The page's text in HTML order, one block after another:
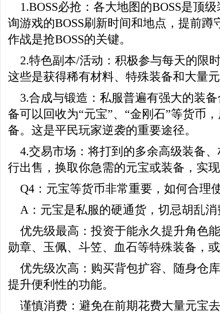
1.BOSS必抢：各大地图的BOSS是顶
询游戏的BOSS刷新时间和地点，提前蹲
作战是抢BOSS的关键。
2.特色副本/活动：积极参与每天的限
这些是获得稀有材料、特殊装备和大量
3.合成与锻造：私服普遍有强大的装
备可以回收为“元宝”、“金刚石”等货币
备。这是平民玩家逆袭的重要途径。
4.交易市场：将打到的多余高级装备
行出售，换取你急需的元宝或装备，实
Q4：元宝等货币非常重要，如何合理
A：元宝是私服的硬通货，切忌胡乱消
优先级最高：投资于能永久提升角色
勋章、玉佩、斗笠、血石等特殊装备，
优先级次高：购买背包扩容、随身仓
提升便利性的功能。
谨慎消费：避免在前期花费大量元宝